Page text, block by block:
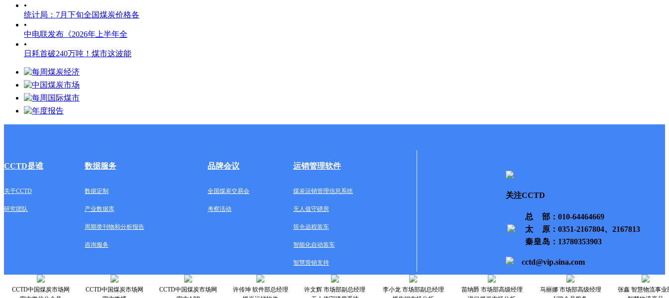
•
统计局：7月下旬全国煤炭价格各
•
中电联发布《2026年上半年全
•
日耗首破240万吨！煤市这波能
CCTD是谁 数据服务 品牌会议 运销管理软件
关于CCTD 数据定制 全国煤炭交易会 煤炭运销管理信息系统
研究团队 产业数据库 考察活动 无人值守磅房
周期类刊物和分析报告 筒仓远程装车
咨询服务 智能化自动装车
智慧营销支持
关注CCTD
总部 ：010-64464669
太原 ：0351-2167804、2167813
秦皇岛 ：13780353903
cctd@vip.sina.com
CCTD中国煤炭市场网
CCTD中国煤炭市场网
CCTD中国煤炭市场网
许传坤 软件部总经理
许文辉 市场部副总经理
李小龙 市场部副总经理
苗纳爵 市场部高级经理
马丽娜 市场部高级经理
张鑫 智慧物流事业